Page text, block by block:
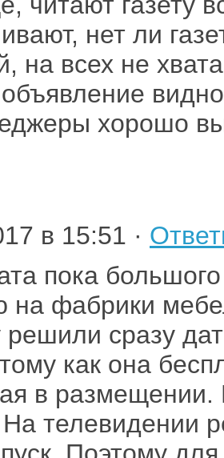
нет ли
на всех не
хорошо
в 15:51 ·
пока
на фабрики
решили сразу
как она
в
телевидении